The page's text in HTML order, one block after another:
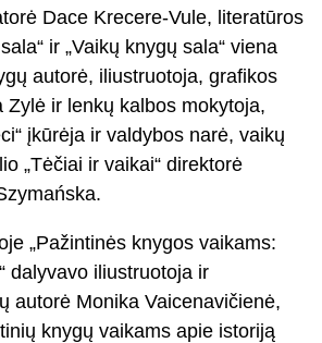
Dace Krecere-Vule, literatūros
ir „Vaikų knygų sala“ viena
autorė, iliustruotoja, grafikos
Zylė ir lenkų kalbos mokytoja,
įkūrėja ir valdybos narė, vaikų
„Tėčiai ir vaikai“ direktorė
„Pažintinės knygos vaikams:
dalyvavo iliustruotoja ir
autorė Monika Vaicenavičienė,
knygų vaikams apie istoriją